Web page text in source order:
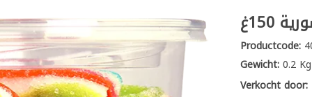
Productcode:
Gewicht:0.2 Kg
Verkocht door: